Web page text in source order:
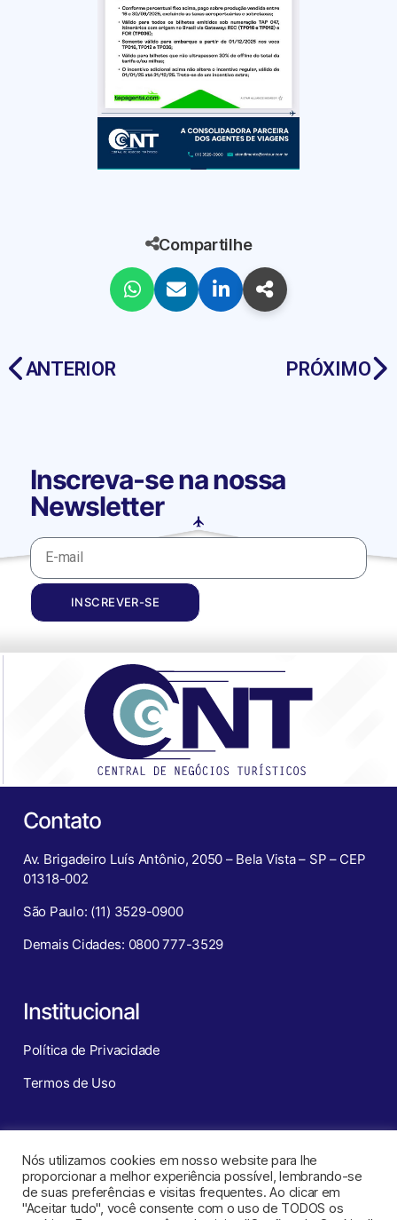
Compartilhe
ANTERIOR PRÓXIMO
Inscreva-se na nossa
Newsletter
INSCREVER-SE
Contato
Av. Brigadeiro Luís Antônio, 2050 – Bela Vista – SP – CEP
01318-002
São Paulo: (11) 3529-0900
Demais Cidades: 0800 777-3529
Institucional
Política de Privacidade
Termos de Uso
Redes Sociais
Nós utilizamos cookies em nosso website para lhe
proporcionar a melhor experiência possível, lembrando-se
de suas preferências e visitas frequentes. Ao clicar em
"Aceitar tudo", você consente com o uso de TODOS os